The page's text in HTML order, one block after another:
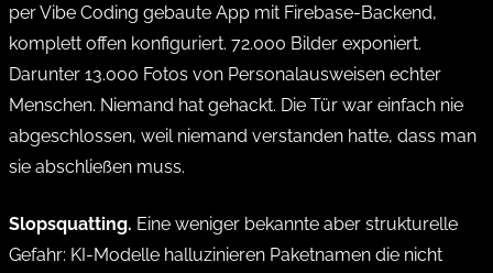
per Vibe Coding gebaute App mit Firebase-Backend,
komplett offen konfiguriert. 72.000 Bilder exponiert.
Darunter 13.000 Fotos von Personalausweisen echter
Menschen. Niemand hat gehackt. Die Tür war einfach nie
abgeschlossen, weil niemand verstanden hatte, dass man
sie abschließen muss.
Slopsquatting. Eine weniger bekannte aber strukturelle
Gefahr: KI-Modelle halluzinieren Paketnamen die nicht